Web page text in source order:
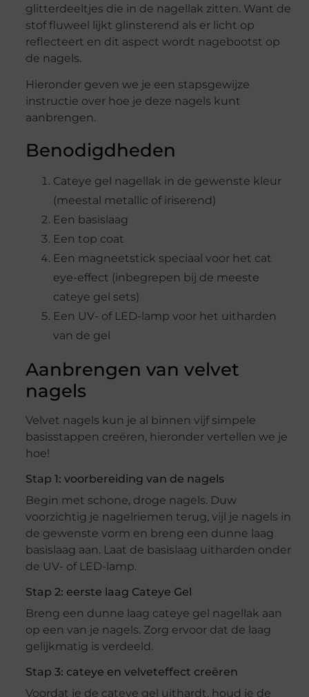
glitterdeeltjes die in de nagellak zitten. Want de
stof fluweel lijkt glinsterend als er licht op
reflecteert en dit aspect wordt nagebootst op
de nagels.
Hieronder geven we je een stapsgewijze
instructie over hoe je deze nagels kunt
aanbrengen.
Benodigdheden
Cateye gel nagellak in de gewenste kleur
(meestal metallic of iriserend)
Een basislaag
Een top coat
Een magneetstick speciaal voor het cat
eye-effect (inbegrepen bij de meeste
cateye gel sets)
Een UV- of LED-lamp voor het uitharden
van de gel
Aanbrengen van velvet
nagels
Velvet nagels kun je al binnen vijf simpele
basisstappen creëren, hieronder vertellen we je
hoe!
Stap 1: voorbereiding van de nagels
Begin met schone, droge nagels. Duw
voorzichtig je nagelriemen terug, vijl je nagels in
de gewenste vorm en breng een dunne laag
basislaag aan. Laat de basislaag uitharden onder
de UV- of LED-lamp.
Stap 2: eerste laag Cateye Gel
Breng een dunne laag cateye gel nagellak aan
op een van je nagels. Zorg ervoor dat de laag
gelijkmatig is verdeeld.
Stap 3: cateye en velveteffect creëren
Voordat je de cateye gel uithardt, houd je de